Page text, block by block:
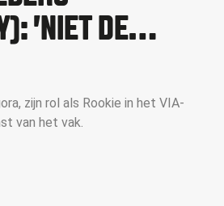
'NIET DE
MAAR WIE
AANPAST'
zijn rol als Rookie in het VIA-
van het vak.